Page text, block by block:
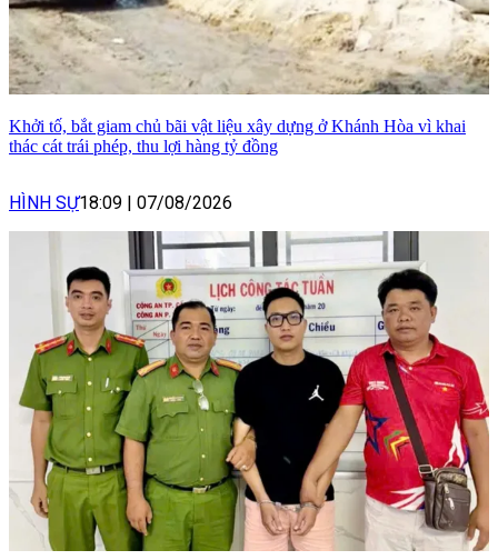
Khởi tố, bắt giam chủ bãi vật liệu xây dựng ở Khánh Hòa vì khai
thác cát trái phép, thu lợi hàng tỷ đồng
HÌNH SỰ18:09 07/08/2026